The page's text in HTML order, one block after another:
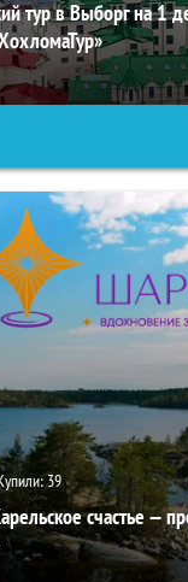
тур в Выборг на 1
39
счастье —